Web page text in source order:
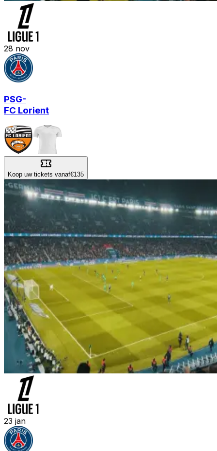
28 nov
PSG-
FC Lorient
Koop uw tickets vanaf€135
23 jan